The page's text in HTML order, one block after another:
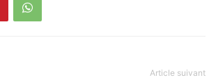
Article suivant